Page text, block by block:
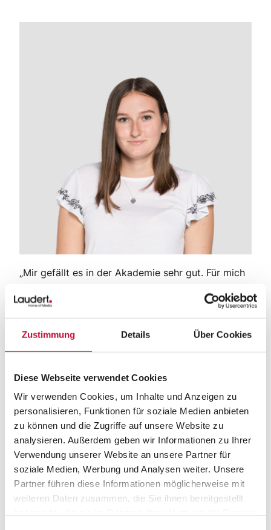
Zustimmung Details Über Cookies
Diese Webseite verwendet Cookies
Wir verwenden Cookies, um Inhalte und Anzeigen zu
personalisieren, Funktionen für soziale Medien anbieten
zu können und die Zugriffe auf unsere Website zu
analysieren. Außerdem geben wir Informationen zu Ihrer
Verwendung unserer Website an unsere Partner für
soziale Medien, Werbung und Analysen weiter. Unsere
Partner führen diese Informationen möglicherweise mit
weiteren Daten zusammen, die Sie ihnen bereitgestellt
„Mir gefällt es in der Akademie sehr gut. Für mich
Azubis individuell gefördert werden. Unsere
Stärken entwickeln wir gezielt weiter, aber man
arbeitet mit uns auch an unseren Schwächen. Ich
fühle mich sehr wohl mit diesem Konzept.“
Annika Rose
Mediengestalterin in Vreden,
Auszubildende Ab 2016